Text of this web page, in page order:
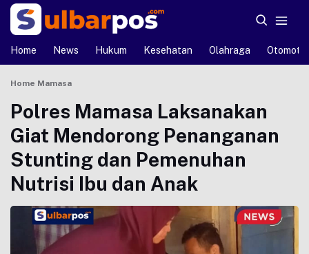
Home News Hukum Kesehatan Olahraga Otomotif
Home Mamasa
Polres Mamasa Laksanakan
Giat Mendorong Penanganan
Stunting dan Pemenuhan
Nutrisi Ibu dan Anak